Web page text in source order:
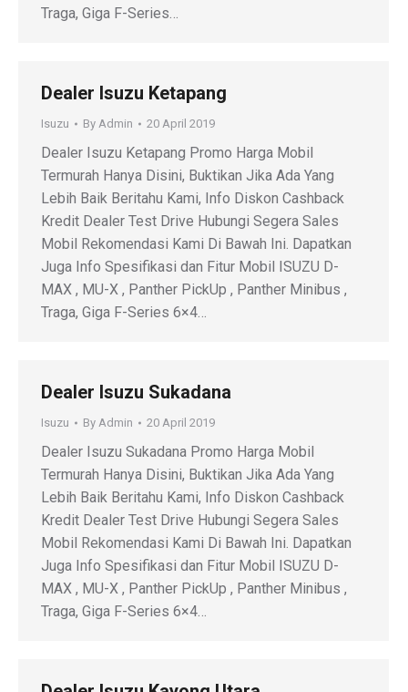
Traga, Giga F-Series…
Dealer Isuzu Ketapang
Isuzu By Admin 20 April 2019
Dealer Isuzu Ketapang Promo Harga Mobil
Termurah Hanya Disini, Buktikan Jika Ada Yang
Lebih Baik Beritahu Kami, Info Diskon Cashback
Kredit Dealer Test Drive Hubungi Segera Sales
Mobil Rekomendasi Kami Di Bawah Ini. Dapatkan
Juga Info Spesifikasi dan Fitur Mobil ISUZU D-
MAX , MU-X , Panther PickUp , Panther Minibus ,
Traga, Giga F-Series 6×4…
Dealer Isuzu Sukadana
Isuzu By Admin 20 April 2019
Dealer Isuzu Sukadana Promo Harga Mobil
Termurah Hanya Disini, Buktikan Jika Ada Yang
Lebih Baik Beritahu Kami, Info Diskon Cashback
Kredit Dealer Test Drive Hubungi Segera Sales
Mobil Rekomendasi Kami Di Bawah Ini. Dapatkan
Juga Info Spesifikasi dan Fitur Mobil ISUZU D-
MAX , MU-X , Panther PickUp , Panther Minibus ,
Traga, Giga F-Series 6×4…